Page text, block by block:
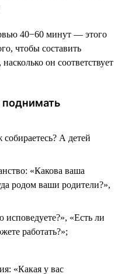
40−60 минут — этого
чтобы составить
он соответствует
А детей
«Какова ваша
родом ваши родители?»,
«Есть ли
работать?»;
«Какая у вас